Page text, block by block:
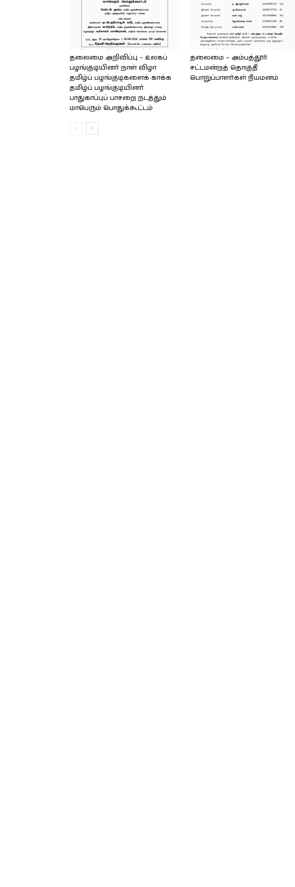
தலைமை அறிவிப்பு – உலகப்
பழங்குடியினர் நாள் விழா
தமிழ்ப் பழங்குடிகளைக் காக்க
தமிழ்ப் பழங்குடியினர்
பாதுகாப்புப் பாசறை நடத்தும்
மாபெரும் பொதுக்கூட்டம்
தலைமை – அம்பத்தூர்
சட்டமன்றத் தொகுதி
பொறுப்பாளர்கள் நியமனம்